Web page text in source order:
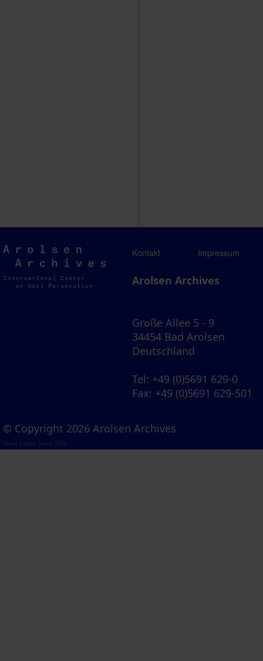
Arolsen
Archives
Kontakt Impressum
Arolsen Archives
Große Allee 5 - 9
34454 Bad Arolsen
Deutschland
Tel: +49 (0)5691 629-0
Fax: +49 (0)5691 629-501
© Copyright 2026 Arolsen Archives
Visual Library Server 2026